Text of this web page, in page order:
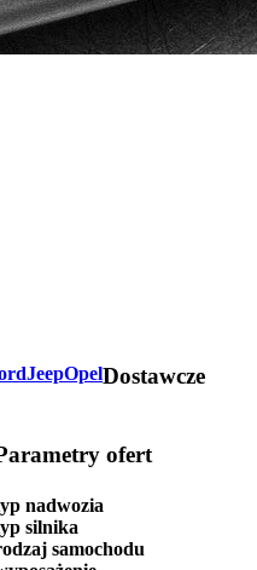
JeepOpelDostawcze
ofert
nadwozia
silnika
samochodu